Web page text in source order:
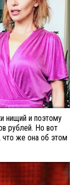
нищий и поэтому
рублей. Но вот
что же она об этом